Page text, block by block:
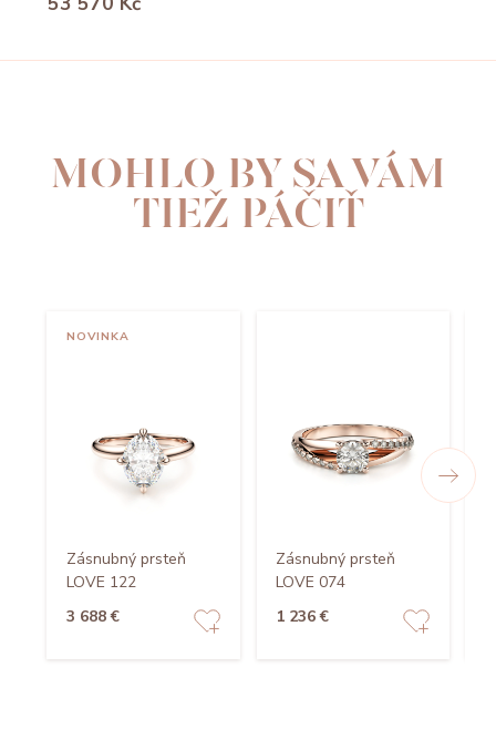
MOHLO BY SA VÁM
TIEŽ PÁČIŤ
NOVINKA
Zásnubný prsteň
LOVE 122
3 688 €
Zásnubný prsteň
LOVE 074
1 236 €